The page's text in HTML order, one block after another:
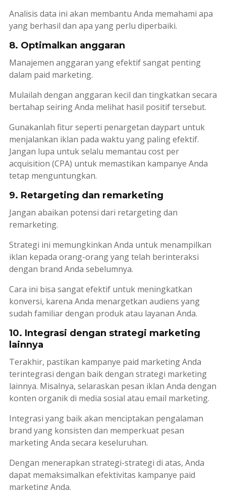
Analisis data ini akan membantu Anda memahami apa
yang berhasil dan apa yang perlu diperbaiki.
8. Optimalkan anggaran
Manajemen anggaran yang efektif sangat penting
dalam paid marketing.
Mulailah dengan anggaran kecil dan tingkatkan secara
bertahap seiring Anda melihat hasil positif tersebut.
Gunakanlah fitur seperti penargetan daypartuntuk
menjalankan iklan pada waktu yang paling efektif.
Jangan lupa untuk selalu memantau cost per
acquisition (CPA) untuk memastikan kampanye Anda
tetap menguntungkan.
9. Retargeting dan remarketing
Jangan abaikan potensi dari retargetingdan
remarketing.
Strategi ini memungkinkan Anda untuk menampilkan
iklan kepada orang-orang yang telah berinteraksi
dengan brand Anda sebelumnya.
Cara ini bisa sangat efektif untuk meningkatkan
konversi, karena Anda menargetkan audiens yang
sudah familiar dengan produk atau layanan Anda.
10. Integrasi dengan strategi marketing
lainnya
Terakhir, pastikan kampanye paid marketingAnda
terintegrasi dengan baik dengan strategi marketing
lainnya. Misalnya, selaraskan pesan iklan Anda dengan
konten organik di media sosial atau email marketing.
Integrasi yang baik akan menciptakan pengalaman
brand yang konsisten dan memperkuat pesan
marketingAnda secara keseluruhan.
Dengan menerapkan strategi-strategi di atas, Anda
dapat memaksimalkan efektivitas kampanye paid
marketingAnda.